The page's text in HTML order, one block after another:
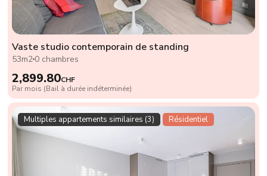
Vaste studio contemporain de standing
53m2 0 chambres
2,899.80CHF
Par mois (Bail à durée indéterminée)
Multiples appartements similaires (3) Résidentiel